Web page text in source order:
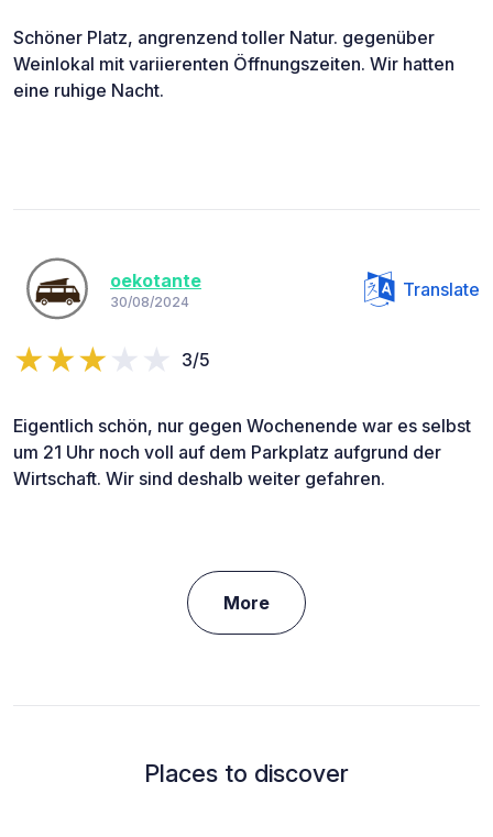
Schöner Platz, angrenzend toller Natur. gegenüber
Weinlokal mit variierenten Öffnungszeiten. Wir hatten
eine ruhige Nacht.
oekotante
30/08/2024
Translate
3/5
Eigentlich schön, nur gegen Wochenende war es selbst
um 21 Uhr noch voll auf dem Parkplatz aufgrund der
Wirtschaft. Wir sind deshalb weiter gefahren.
More
Places to discover